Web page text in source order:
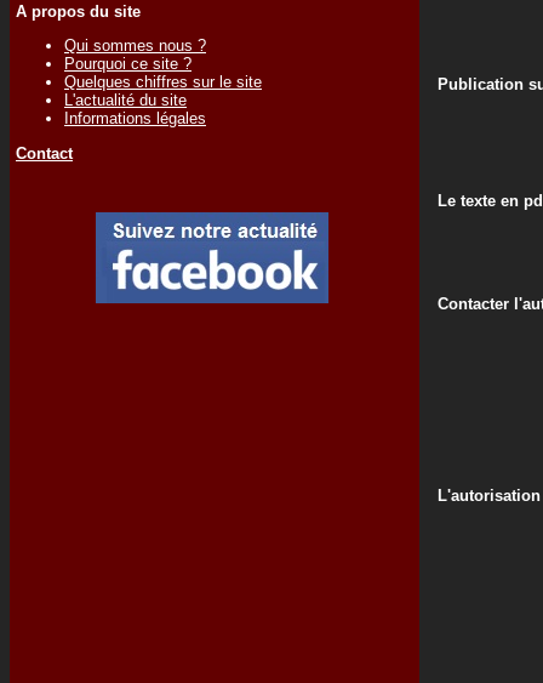
A propos du site
Qui sommes nous ?
Pourquoi ce site ?
Quelques chiffres sur le site
L'actualité du site
Informations légales
Contact
Publication
Le texte en
Contacter
L'autorisation